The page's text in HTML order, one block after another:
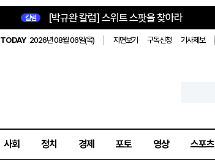
칼럼 [박규완 칼럼] 스위트 스팟을 찾아라
TODAY 2026년 08월 06일(목) 지면보기 구독신청 기사제보
사회 정치 경제 포토 영상 스포츠